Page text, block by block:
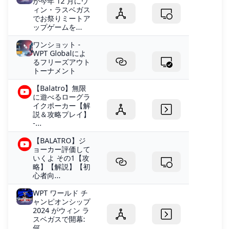
ィン・ラスベガス
でお祭りミートア
ップゲームを...
ワンショット -
WPT Globalによ
るフリーズアウト
トーナメント
【Balatro】無限
に遊べるローグラ
イクポーカー【解
説＆攻略プレイ】
-...
【BALATRO】ジ
ョーカー評価して
いくよ その1【攻
略】【解説】【初
心者向...
WPT ワールド チ
ャンピオンシップ
2024 がウィン ラ
スベガスで開幕: